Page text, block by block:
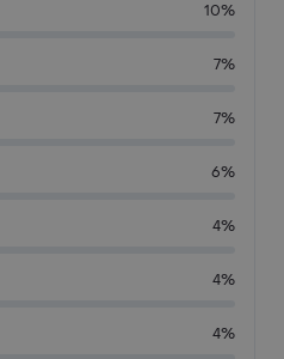
10%
7%
7%
6%
4%
4%
4%